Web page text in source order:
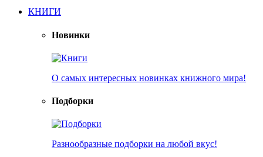
КНИГИ
Новинки
О самых интересных новинках книжного мира!
Подборки
Разнообразные подборки на любой вкус!